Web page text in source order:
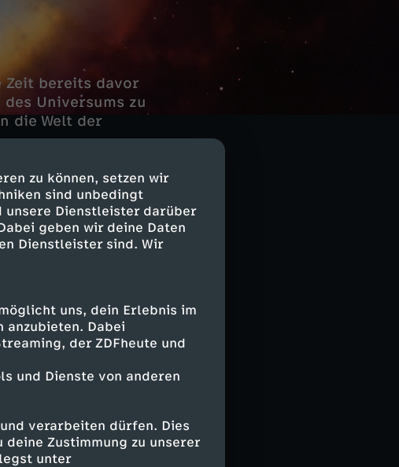
zu können, setzen wir
sind unbedingt
Dienstleister darüber
geben wir deine Daten
Dienstleister sind. Wir
uns, dein Erlebnis im
anzubieten. Dabei
der ZDFheute und
und Dienste von anderen
verarbeiten dürfen. Dies
Zustimmung zu unserer
unter
Zeit bereits davor
Universums zu
die Welt der
Natur und das
erklärt.
sein, unter denen
ist.
uns unerklärliche